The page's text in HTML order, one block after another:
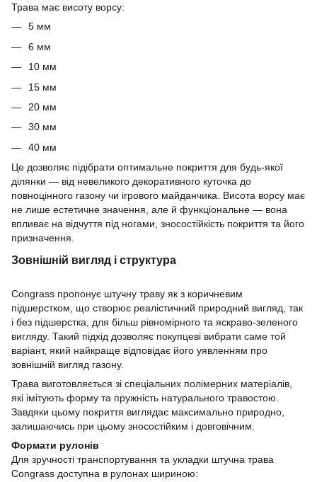
Трава має висоту ворсу:
5 мм
6 мм
10 мм
15 мм
20 мм
30 мм
40 мм
Це дозволяє підібрати оптимальне покриття для будь-якої
ділянки — від невеликого декоративного куточка до
повноцінного газону чи ігрового майданчика. Висота ворсу має
не лише естетичне значення, але й функціональне — вона
впливає на відчуття під ногами, зносостійкість покриття та його
призначення.
Зовнішній вигляд і структура
Congrass пропонує штучну траву як з коричневим
підшерстком, що створює реалістичний природний вигляд, так
і без підшерстка, для більш рівномірного та яскраво-зеленого
вигляду. Такий підхід дозволяє покупцеві вибрати саме той
варіант, який найкраще відповідає його уявленням про
зовнішній вигляд газону.
Трава виготовляється зі спеціальних полімерних матеріалів,
які імітують форму та пружність натурального травостою.
Завдяки цьому покриття виглядає максимально природно,
залишаючись при цьому зносостійким і довговічним.
Формати рулонів
Для зручності транспортування та укладки штучна трава
Congrass доступна в рулонах шириною: